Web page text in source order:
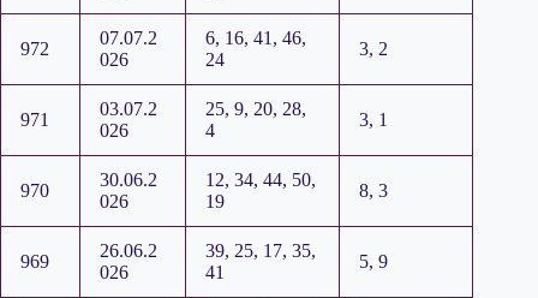
972
07.07.2
026
6, 16, 41, 46,
24
3, 2
971
03.07.2
026
25, 9, 20, 28,
4
3, 1
970
30.06.2
026
12, 34, 44, 50,
19
8, 3
969
26.06.2
026
39, 25, 17, 35,
41
5, 9